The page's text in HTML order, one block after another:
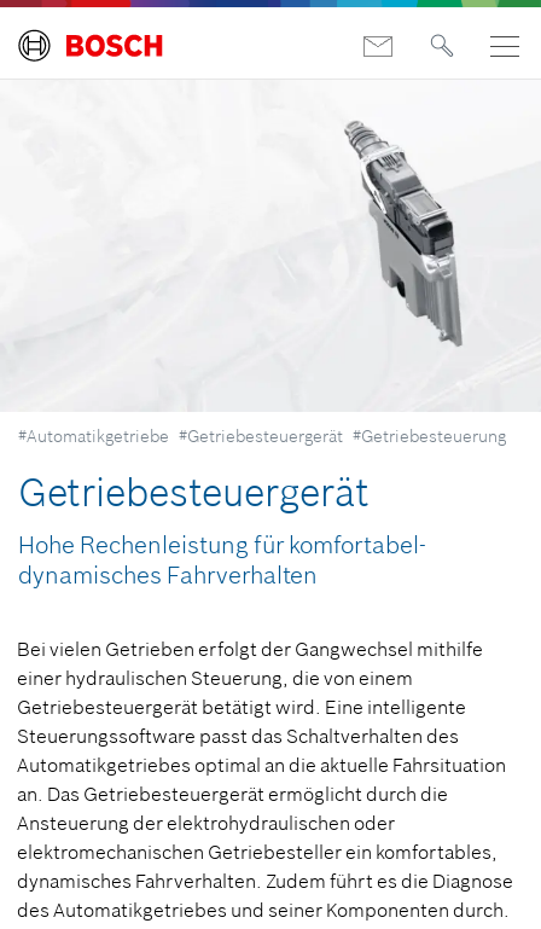
#Automatikgetriebe #Getriebesteuergerät #Getriebesteuerung
Getriebesteuergerät
Hohe Rechenleistung für komfortabel-
dynamisches Fahrverhalten
Bei vielen Getrieben erfolgt der Gangwechsel mithilfe
einer hydraulischen Steuerung, die von einem
Getriebesteuergerät betätigt wird. Eine intelligente
Steuerungssoftware passt das Schaltverhalten des
Automatikgetriebes optimal an die aktuelle Fahrsituation
an. Das Getriebesteuergerät ermöglicht durch die
Ansteuerung der elektrohydraulischen oder
elektromechanischen Getriebesteller ein komfortables,
dynamisches Fahrverhalten. Zudem führt es die Diagnose
des Automatikgetriebes und seiner Komponenten durch.